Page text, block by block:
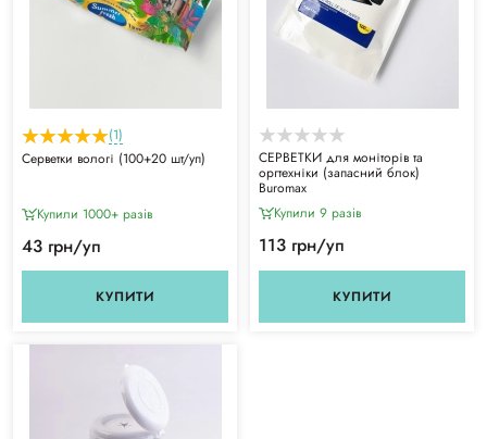
(1)
Серветки вологі (100+20 шт/уп)
Купили 1000+ разiв
43 грн/уп
КУПИТИ
СЕРВЕТКИ для моніторів та
оргтехніки (запасний блок)
Buromax
Купили 9 разiв
113 грн/уп
КУПИТИ